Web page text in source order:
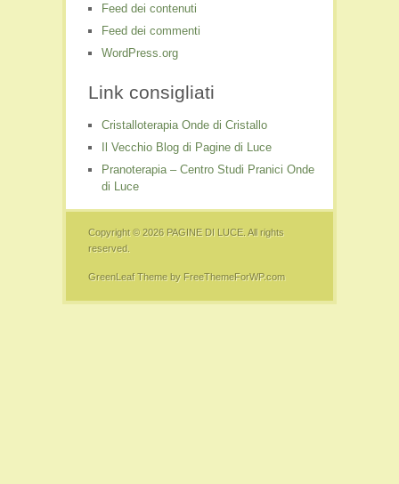
Feed dei contenuti
Feed dei commenti
WordPress.org
Link consigliati
Cristalloterapia Onde di Cristallo
Il Vecchio Blog di Pagine di Luce
Pranoterapia – Centro Studi Pranici Onde
di Luce
Copyright © 2026 PAGINE DI LUCE. All rights
reserved.
GreenLeaf Themeby FreeThemeForWP.com